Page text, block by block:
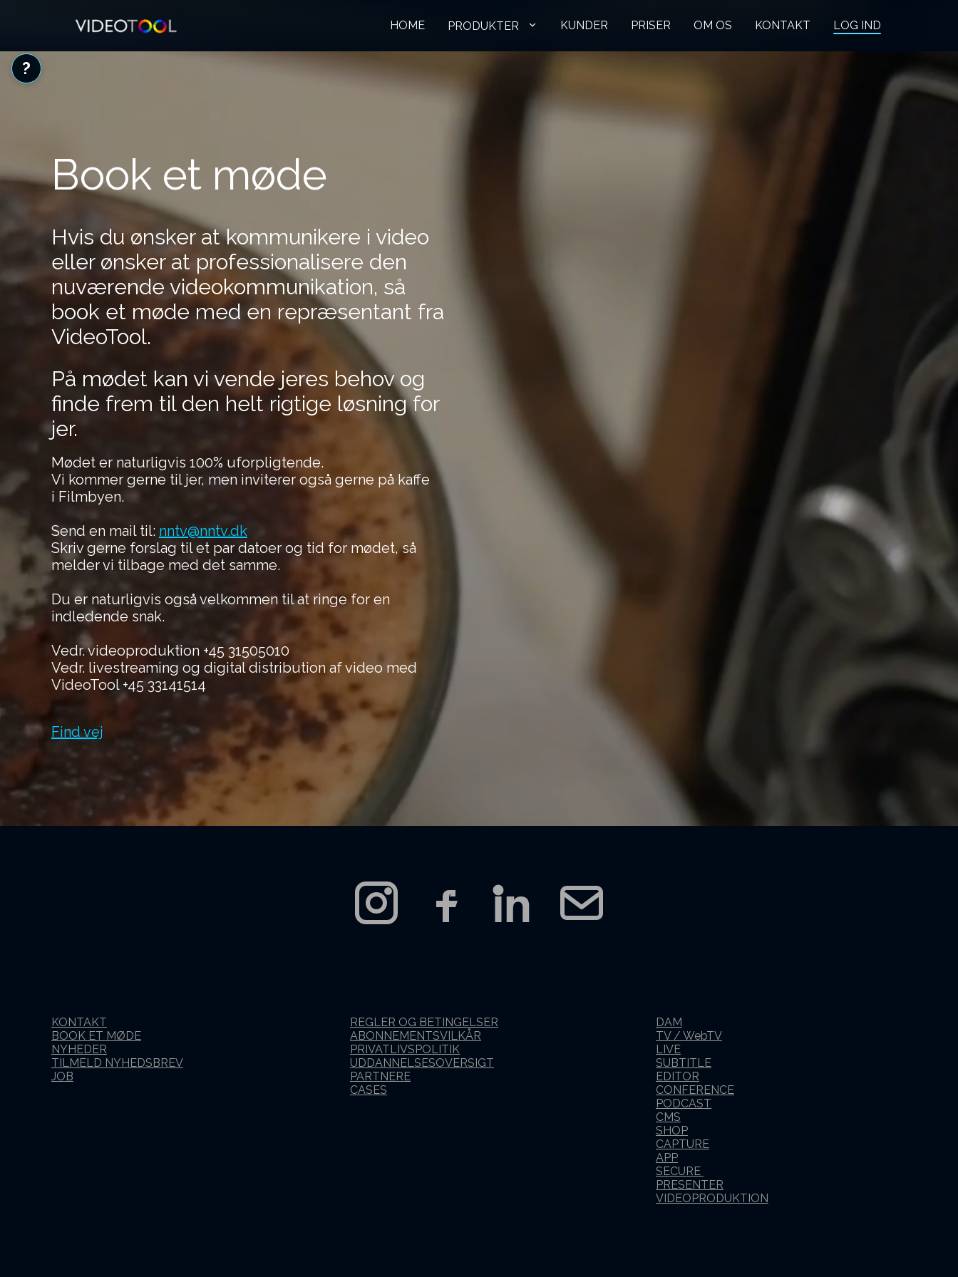
HOME PRODUKTER KUNDER PRISER OM OS KONTAKT LOG IND
Book et møde
Hvis du ønsker at kommunikere i video
eller ønsker at professionalisere den
nuværende videokommunikation, så
book et møde med en repræsentant fra
VideoTool.
På mødet kan vi vende jeres behov og
finde frem til den helt rigtige løsning for
jer.
Mødet er naturligvis 100% uforpligtende.
Vi kommer gerne til jer, men inviterer også gerne på kaffe
i Filmbyen.
Send en mail til: nntv@nntv.dk
Skriv gerne forslag til et par datoer og tid for mødet, så
melder vi tilbage med det samme.
Du er naturligvis også velkommen til at ringe for en
indledende snak.
Vedr. videoproduktion +45 31505010
Vedr. livestreaming og digital distribution af video med
VideoTool +45 33141514
Find vej
KONTAKT
BOOK ET MØDE
NYHEDER
TILMELD NYHEDSBREV
JOB
REGLER OG BETINGELSER
ABONNEMENTSVILKÅR
PRIVATLIVSPOLITIK
UDDANNELSESOVERSIGT
PARTNERE
CASES
DAM
TV / WebTV
LIVE
SUBTITLE
EDITOR
CONFERENCE
PODCAST
CMS
SHOP
CAPTURE
APP
SECURE
PRESENTER
VIDEOPRODUKTION
?